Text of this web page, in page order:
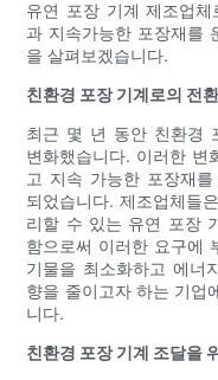
유연 포장 기계 제조업
과 지속가능한 포장재를
을 살펴보겠습니다.
친환경 포장 기계로의 전
최근 몇 년 동안 친환경
변화했습니다. 이러한 변
고 지속 가능한 포장재
되었습니다. 제조업체들
리할 수 있는 유연 포장
함으로써 이러한 요구에
기물을 최소화하고 에너
향을 줄이고자 하는 기업
니다.
친환경 포장 기계 조달을